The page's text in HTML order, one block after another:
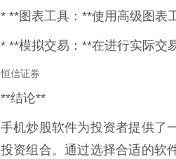
* **图表工具：**使用高级图表
* **模拟交易：**在进行实际交
恒信证券
**结论**
手机炒股软件为投资者提供了
投资组合。通过选择合适的软